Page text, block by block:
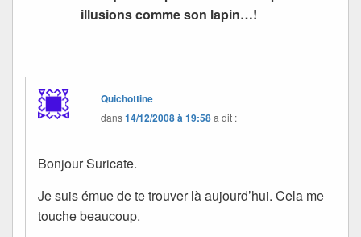
illusions comme son lapin…!
Quichottine
dans14/12/2008 à 19:58a dit :
Bonjour Suricate.
Je suis émue de te trouver là aujourd’hui. Cela me
touche beaucoup.